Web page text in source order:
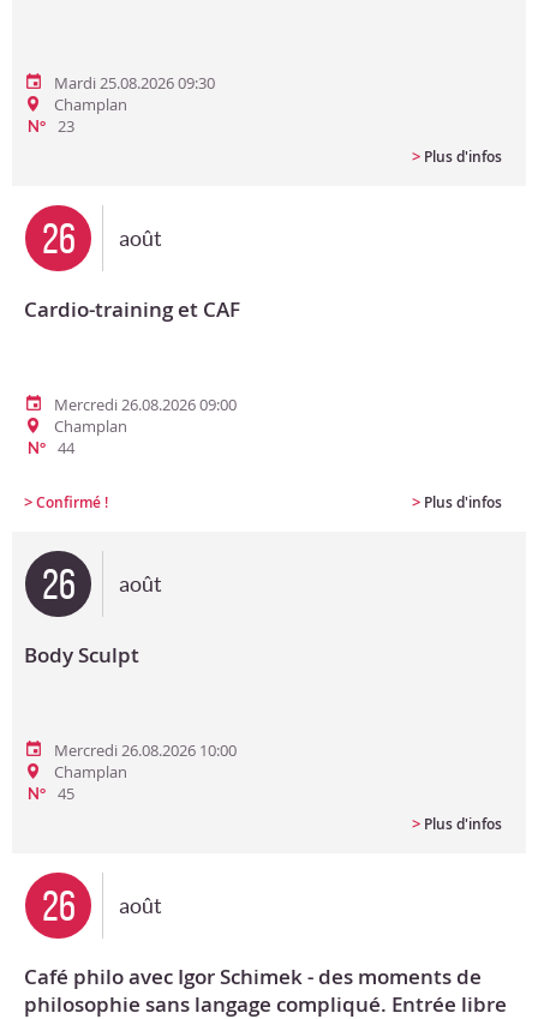
Mardi 25.08.2026 09:30
Champlan
N°
23
> Plus d'infos
26 août
Cardio-training et CAF
Mercredi 26.08.2026 09:00
Champlan
N° 44
>Confirmé ! > Plus d'infos
26 août
Body Sculpt
Mercredi 26.08.2026 10:00
Champlan
N°
45
> Plus d'infos
26 août
Café philo avec Igor Schimek - des moments de
philosophie sans langage compliqué. Entrée libre